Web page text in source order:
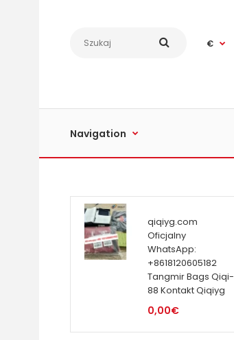
€
Navigation
qiqiyg.com
Oficjalny
WhatsApp:
+8618120605182
Tangmir Bags Qiqi-
88 Kontakt Qiqiyg
0,00€